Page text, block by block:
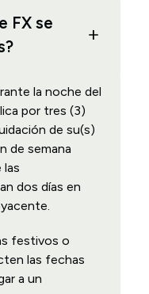
FX se
la noche del
por tres (3)
de su(s)
de semana
las
dos días en
festivos o
las fechas
a un